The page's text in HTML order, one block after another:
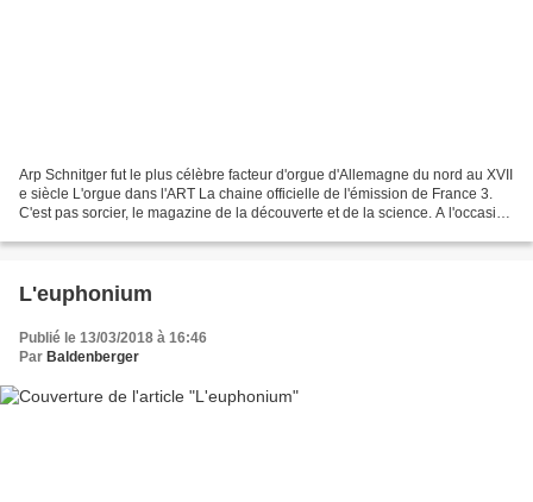
Arp Schnitger fut le plus célèbre facteur d'orgue d'Allemagne du nord au XVII
e siècle L'orgue dans l'ART La chaine officielle de l'émission de France 3.
C'est pas sorcier, le magazine de la découverte et de la science. A l'occasion
L'euphonium
Publié le 13/03/2018 à 16:46
Par Baldenberger